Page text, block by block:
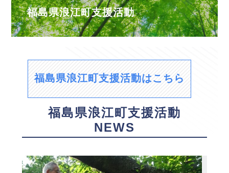
福島県浪江町支援活動
福島県浪江町支援活動はこちら
福島県浪江町支援活動
NEWS